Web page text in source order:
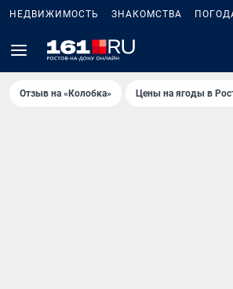
НЕДВИЖИМОСТЬ ЗНАКОМСТВА
Отзыв на «Колобка» Цены на ягоды в